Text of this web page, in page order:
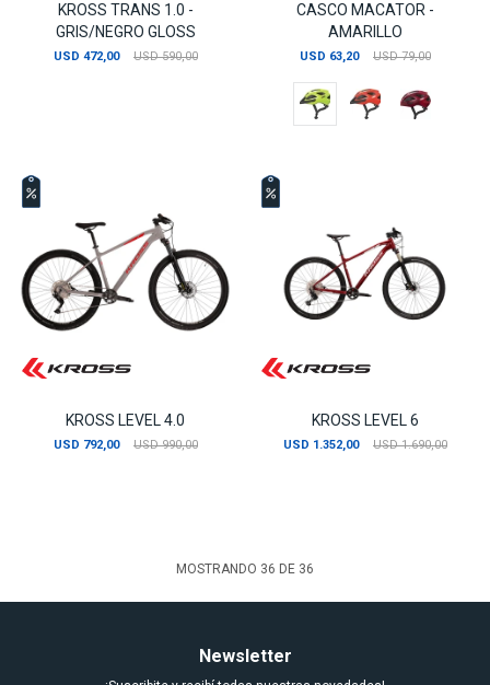
KROSS TRANS 1.0 -
GRIS/NEGRO GLOSS
USD 472,00 USD 590,00
CASCO MACATOR -
AMARILLO
USD 63,20 USD 79,00
KROSS LEVEL 4.0
USD 792,00 USD 990,00
KROSS LEVEL 6
USD 1.352,00 USD 1.690,00
MOSTRANDO 36 DE 36
Newsletter